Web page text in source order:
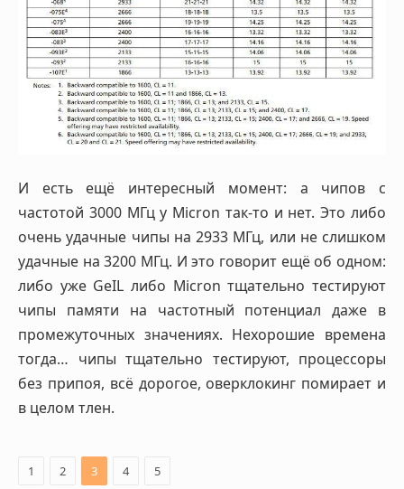
И есть ещё интересный момент: а чипов с
частотой 3000 МГц у Micron так-то и нет. Это либо
очень удачные чипы на 2933 МГц, или не слишком
удачные на 3200 МГц. И это говорит ещё об одном:
либо уже GeIL либо Micron тщательно тестируют
чипы памяти на частотный потенциал даже в
промежуточных значениях. Нехорошие времена
тогда… чипы тщательно тестируют, процессоры
без припоя, всё дорогое, оверклокинг помирает и
в целом тлен.
1 2 3 4 5